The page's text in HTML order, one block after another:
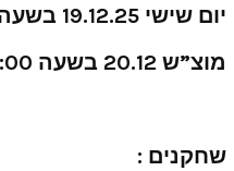
יום שישי 19.12.25 בשעה 21:00 – תיאטרון ניקו ניתאי
מוצ”ש 20.12 בשעה 20:00 – תיאטרון ניקו ניתאי
שחקנים :